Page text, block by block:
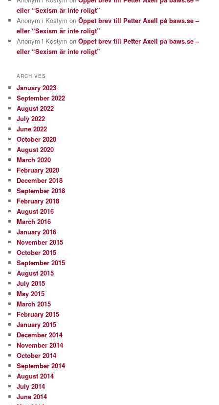
eller “Sexism är inte roligt”
Anonym i Kostym onÖppet brev till Petter Axell på baws.se –
eller “Sexism är inte roligt”
Anonym i Kostym onÖppet brev till Petter Axell på baws.se –
eller “Sexism är inte roligt”
ARCHIVES
January 2023
September 2022
August 2022
July 2022
June 2022
October 2020
August 2020
March 2020
February 2020
December 2018
September 2018
February 2018
August 2016
March 2016
January 2016
November 2015
October 2015
September 2015
August 2015
July 2015
May 2015
March 2015
February 2015
January 2015
December 2014
November 2014
October 2014
September 2014
August 2014
July 2014
June 2014